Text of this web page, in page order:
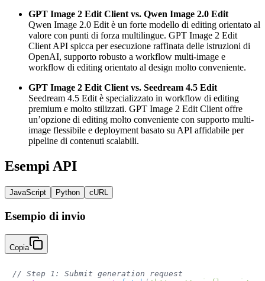
GPT Image 2 Edit Client vs. Qwen Image 2.0 Edit
Qwen Image 2.0 Edit è un forte modello di editing orientato al
valore con punti di forza multilingue. GPT Image 2 Edit
Client API spicca per esecuzione raffinata delle istruzioni di
OpenAI, supporto robusto a workflow multi-image e
workflow di editing orientato al design molto conveniente.
GPT Image 2 Edit Client vs. Seedream 4.5 Edit
Seedream 4.5 Edit è specializzato in workflow di editing
premium e molto stilizzati. GPT Image 2 Edit Client offre
un’opzione di editing molto conveniente con supporto multi-
image flessibile e deployment basato su API affidabile per
pipeline di contenuti scalabili.
Esempi API
JavaScript Python cURL
Esempio di invio
Copia
// Step 1: Submit generation request